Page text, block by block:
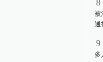
8
被
通
9
多